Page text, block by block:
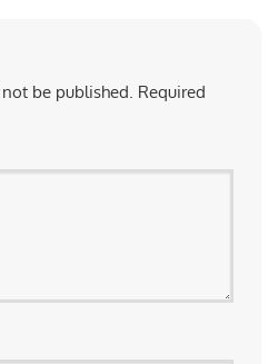
be published. Required